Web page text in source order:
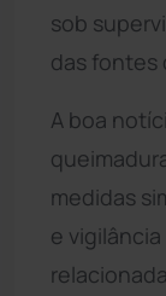
sob
das fontes
A boa
medidas
e